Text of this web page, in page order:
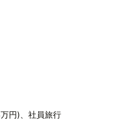
円)、社員旅行